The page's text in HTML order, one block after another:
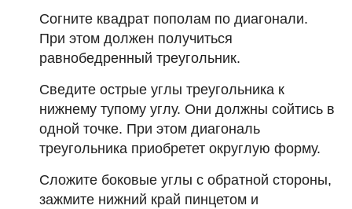
Согните квадрат пополам по диагонали.
При этом должен получиться
равнобедренный треугольник.
Сведите острые углы треугольника к
нижнему тупому углу. Они должны сойтись в
одной точке. При этом диагональ
треугольника приобретет округлую форму.
Сложите боковые углы с обратной стороны,
зажмите нижний край пинцетом и